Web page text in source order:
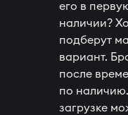
его в
наличии?
подберут
вариант.
после
по
загрузке